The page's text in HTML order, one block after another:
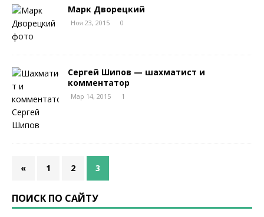
Марк Дворецкий
Ноя 23, 2015 0
Сергей Шипов — шахматист и
комментатор
Мар 14, 2015 1
« 1 2 3
ПОИСК ПО САЙТУ